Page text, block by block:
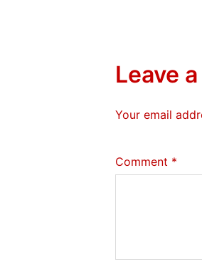
Leave
Your email
Comment *